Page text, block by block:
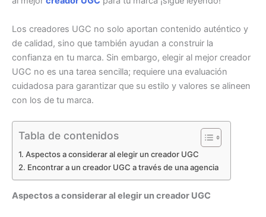
Los creadores UGC no solo aportan contenido auténtico y
de calidad, sino que también ayudan a construir la
confianza en tu marca. Sin embargo, elegir al mejor creador
UGC no es una tarea sencilla; requiere una evaluación
cuidadosa para garantizar que su estilo y valores se alineen
con los de tu marca.
Tabla de contenidos
Aspectos a considerar al elegir un creador UGC
Encontrar a un creador UGC a través de una agencia
Aspectos a considerar al elegir un creador UGC